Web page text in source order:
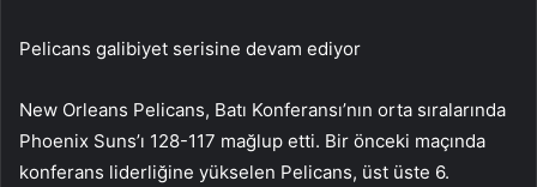
Pelicans galibiyet serisine devam ediyor
New Orleans Pelicans, Batı Konferansı’nın orta sıralarında
Phoenix Suns’ı 128-117 mağlup etti. Bir önceki maçında
konferans liderliğine yükselen Pelicans, üst üste 6.